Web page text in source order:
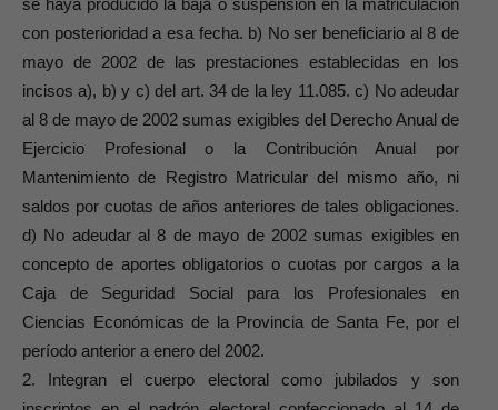
con posterioridad a esa fecha. b) No ser beneficiario al 8 de
mayo de 2002 de las prestaciones establecidas en los
incisos a), b) y c) del art. 34 de la ley 11.085. c) No adeudar
al 8 de mayo de 2002 sumas exigibles del Derecho Anual de
Ejercicio Profesional o la Contribución Anual por
Mantenimiento de Registro Matricular del mismo año, ni
saldos por cuotas de años anteriores de tales obligaciones.
d) No adeudar al 8 de mayo de 2002 sumas exigibles en
concepto de aportes obligatorios o cuotas por cargos a la
Caja de Seguridad Social para los Profesionales en
Ciencias Económicas de la Provincia de Santa Fe, por el
período anterior a enero del 2002.
2. Integran el cuerpo electoral como jubilados y son